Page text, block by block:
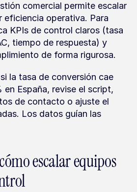
comercial permite escalar
eficiencia operativa. Para
KPIs de control claros (tasa
tiempo de respuesta) y
de forma rigurosa.
la tasa de conversión cae
España, revise el script,
de contacto o ajuste el
Los datos guían las
escalar equipos